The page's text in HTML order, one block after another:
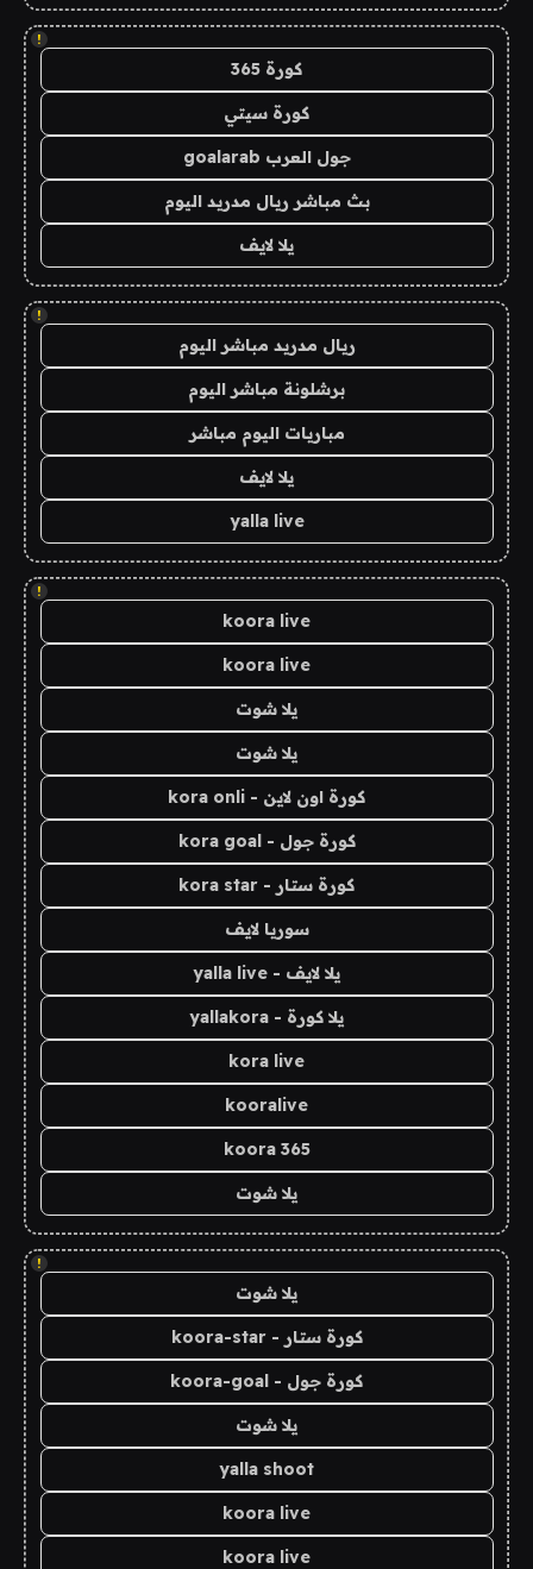
!
كورة 365
كورة سيتي
جول العرب goalarab
بث مباشر ريال مدريد اليوم
يلا لايف
!
ريال مدريد مباشر اليوم
برشلونة مباشر اليوم
مباريات اليوم مباشر
يلا لايف
yalla live
!
koora live
koora live
يلا شوت
يلا شوت
كورة اون لاين - kora onli
كورة جول - kora goal
كورة ستار - kora star
سوريا لايف
يلا لايف - yalla live
يلا كورة - yallakora
kora live
kooralive
koora 365
يلا شوت
!
يلا شوت
كورة ستار - koora-star
كورة جول - koora-goal
يلا شوت
yalla shoot
koora live
koora live